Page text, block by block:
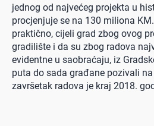
jednog od najvećeg projekta u
procjenjuje se na 130 miliona
praktično, cijeli grad zbog ovog
gradilište i da su zbog radova
evidentne u saobraćaju, iz
puta do sada građane pozivali
završetak radova je kraj 2018.